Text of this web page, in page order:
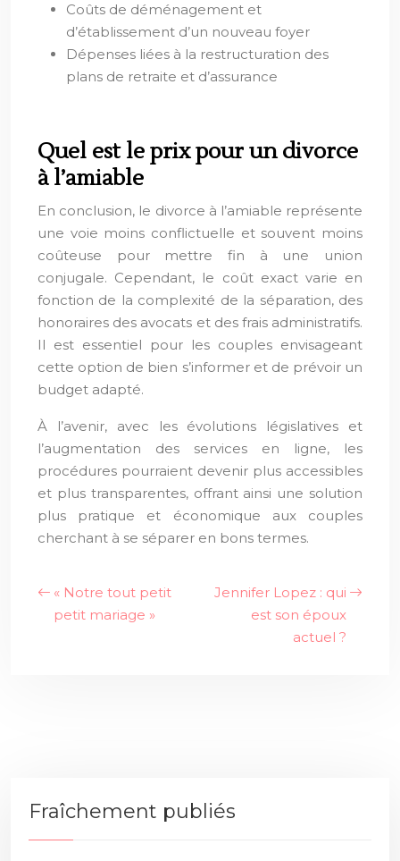
Coûts de déménagement et
d’établissement d’un nouveau foyer
Dépenses liées à la restructuration des
plans de retraite et d’assurance
Quel est le prix pour un divorce
à l’amiable
En conclusion, le divorce à l’amiable représente
une voie moins conflictuelle et souvent moins
coûteuse pour mettre fin à une union
conjugale. Cependant, le coût exact varie en
fonction de la complexité de la séparation, des
honoraires des avocats et des frais administratifs.
Il est essentiel pour les couples envisageant
cette option de bien s’informer et de prévoir un
budget adapté.
À l’avenir, avec les évolutions législatives et
l’augmentation des services en ligne, les
procédures pourraient devenir plus accessibles
et plus transparentes, offrant ainsi une solution
plus pratique et économique aux couples
cherchant à se séparer en bons termes.
« Notre tout petit
petit mariage »
Jennifer Lopez : qui
est son époux
actuel ?
Fraîchement publiés